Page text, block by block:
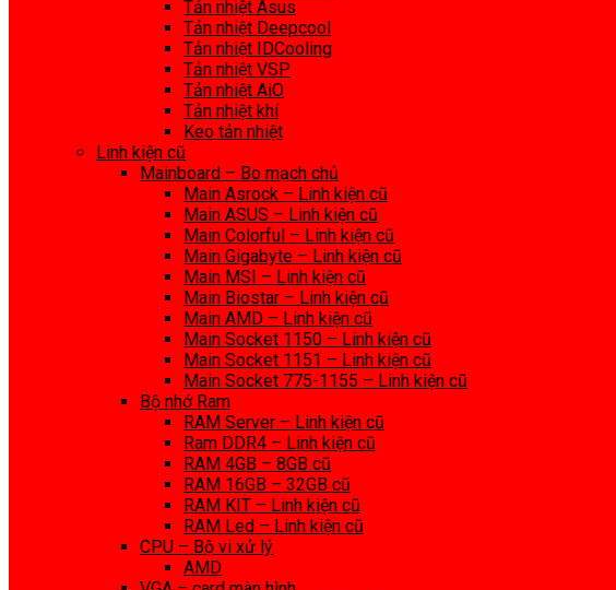
Tản nhiệt Asus
Tản nhiệt Deepcool
Tản nhiệt IDCooling
Tản nhiệt VSP
Tản nhiệt AiO
Tản nhiệt khí
Keo tản nhiệt
Linh kiện cũ
Mainboard – Bo mạch chủ
Main Asrock – Linh kiện cũ
Main ASUS – Linh kiện cũ
Main Colorful – Linh kiện cũ
Main Gigabyte – Linh kiện cũ
Main MSI – Linh kiện cũ
Main Biostar – Linh kiện cũ
Main AMD – Linh kiện cũ
Main Socket 1150 – Linh kiện cũ
Main Socket 1151 – Linh kiện cũ
Main Socket 775-1155 – Linh kiện cũ
Bộ nhớ Ram
RAM Server – Linh kiện cũ
Ram DDR4 – Linh kiện cũ
RAM 4GB – 8GB cũ
RAM 16GB – 32GB cũ
RAM KIT – Linh kiện cũ
RAM Led – Linh kiện cũ
CPU – Bộ vi xử lý
AMD